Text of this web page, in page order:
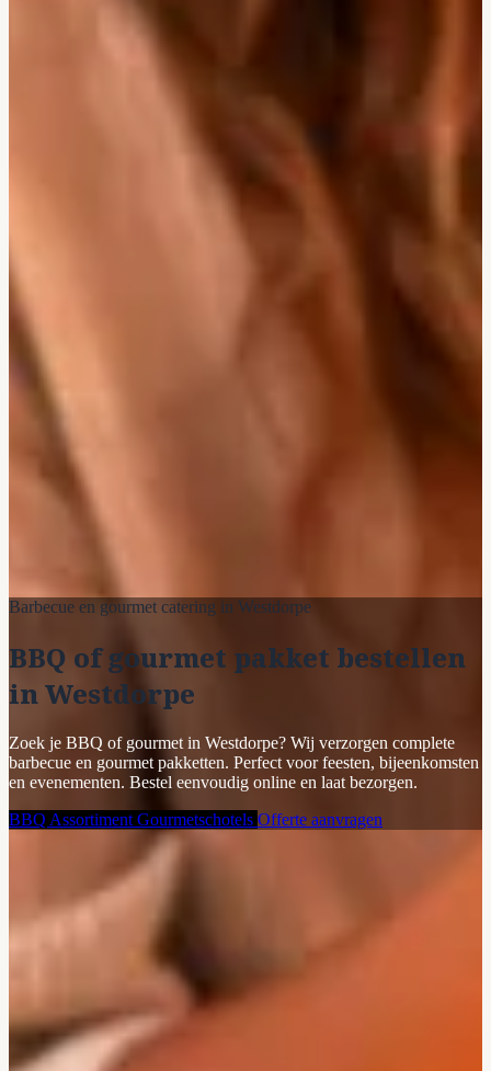
Barbecue en gourmet catering in Westdorpe
BBQ of gourmet pakket bestellen
in Westdorpe
Zoek je BBQ of gourmet in Westdorpe? Wij verzorgen complete
barbecue en gourmet pakketten. Perfect voor feesten, bijeenkomsten
en evenementen. Bestel eenvoudig online en laat bezorgen.
BBQ Assortiment Gourmetschotels Offerte aanvragen